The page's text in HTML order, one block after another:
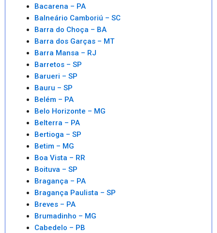
Bacarena – PA
Balneário Camboriú – SC
Barra do Choça – BA
Barra dos Garças – MT
Barra Mansa – RJ
Barretos – SP
Barueri – SP
Bauru – SP
Belém – PA
Belo Horizonte – MG
Belterra – PA
Bertioga – SP
Betim – MG
Boa Vista – RR
Boituva – SP
Bragança – PA
Bragança Paulista – SP
Breves – PA
Brumadinho – MG
Cabedelo – PB